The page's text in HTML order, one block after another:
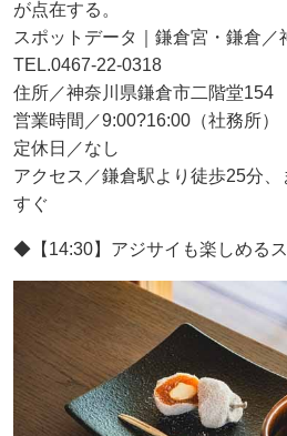
が点在する。
スポットデータ｜鎌倉宮・鎌倉／
TEL.0467-22-0318
住所／神奈川県鎌倉市二階堂154
営業時間／9:00?16:00（社務所）
定休日／なし
アクセス／鎌倉駅より徒歩25分
すぐ
◆【14:30】アジサイも楽しめる